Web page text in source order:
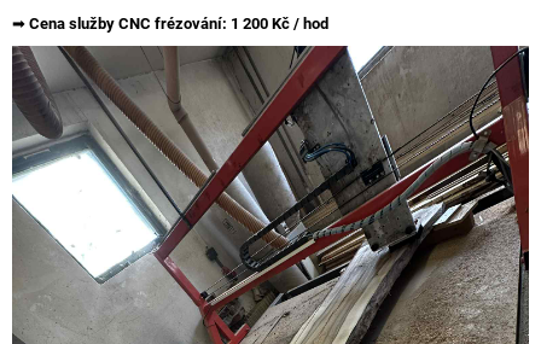
➡ Cena služby CNC frézování: 1 200 Kč / hod
J
Í
T
?
HLEDAT